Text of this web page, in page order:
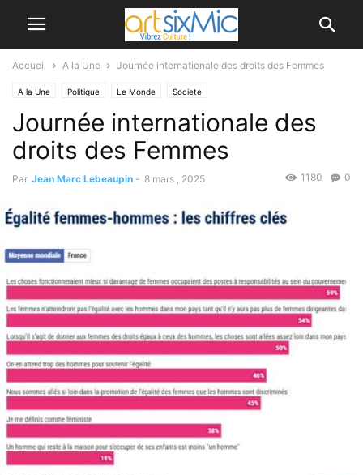
Accueil A la Une Journée internationale des droits des Femmes
A la Une Politique Le Monde Societe
Journée internationale des
droits des Femmes
Par Jean Marc Lebeaupin - 8 mars , 2025 0
1180